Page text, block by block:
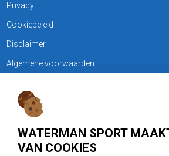
WATERMAN SPORT
VAN COOKIES
Privacy
Cookiebeleid
Disclaimer
Algemene voorwaarden
KLANTENSERVICE
Treubweg 15-17, 1112 BA Diemen
020 - 6901044